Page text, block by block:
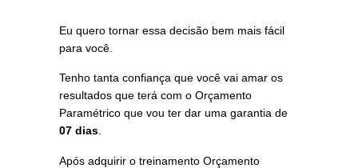
Eu quero tornar essa decisão bem mais fácil
para você.
Tenho tanta confiança que você vai amar os
resultados que terá com o Orçamento
Paramétrico que vou ter dar uma garantia de
07 dias.
Após adquirir o treinamento Orçamento